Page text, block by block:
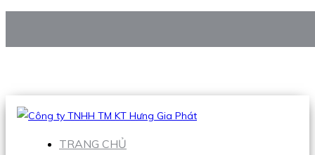
Hotline:0938 906 663
TRANG CHỦ